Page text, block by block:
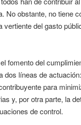
No obstante, no tiene
del gasto
fomento del
líneas de
para
y, por otra parte, la
de control.